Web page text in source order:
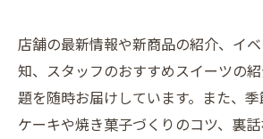
店舗の最新情報や新商品の紹介、イ
知、スタッフのおすすめスイーツの
題を随時お届けしています。また、
ケーキや焼き菓子づくりのコツ、裏